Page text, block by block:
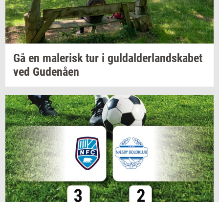
Gå en ma­le­risktur i gul­dal­der­land­ska­bet
ved Gu­denå­en